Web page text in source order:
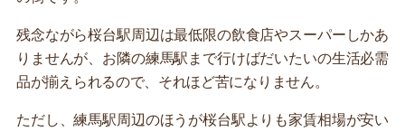
残念ながら桜台駅周辺は最低限の飲食店やスーパーしかあ
りませんが、お隣の練馬駅まで行けばだいたいの生活必需
品が揃えられるので、それほど苦になりません。
ただし、練馬駅周辺のほうが桜台駅よりも家賃相場が安い